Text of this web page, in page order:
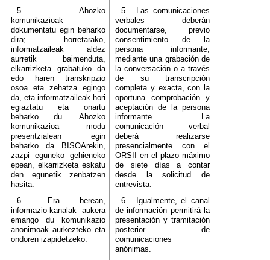
5.– Ahozko
komunikazioak
dokumentatu egin beharko
dira; horretarako,
informatzaileak aldez
aurretik baimenduta,
elkarrizketa grabatuko da
edo haren transkripzio
osoa eta zehatza egingo
da, eta informatzaileak hori
egiaztatu eta onartu
beharko du. Ahozko
komunikazioa modu
presentzialean egin
beharko da BISOArekin,
zazpi eguneko gehieneko
epean, elkarrizketa eskatu
den egunetik zenbatzen
hasita.
5.– Las comunicaciones
verbales deberán
documentarse, previo
consentimiento de la
persona informante,
mediante una grabación de
la conversación o a través
de su transcripción
completa y exacta, con la
oportuna comprobación y
aceptación de la persona
informante. La
comunicación verbal
deberá realizarse
presencialmente con el
ORSII en el plazo máximo
de siete días a contar
desde la solicitud de
entrevista.
6.– Era berean,
informazio-kanalak aukera
emango du komunikazio
anonimoak aurkezteko eta
ondoren izapidetzeko.
6.– Igualmente, el canal
de información permitirá la
presentación y tramitación
posterior de
comunicaciones
anónimas.